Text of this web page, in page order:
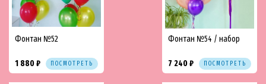
Фонтан №52
1 880 ₽ ПОСМОТРЕТЬ
Фонтан №54 / набор
7 240 ₽ ПОСМОТРЕТЬ